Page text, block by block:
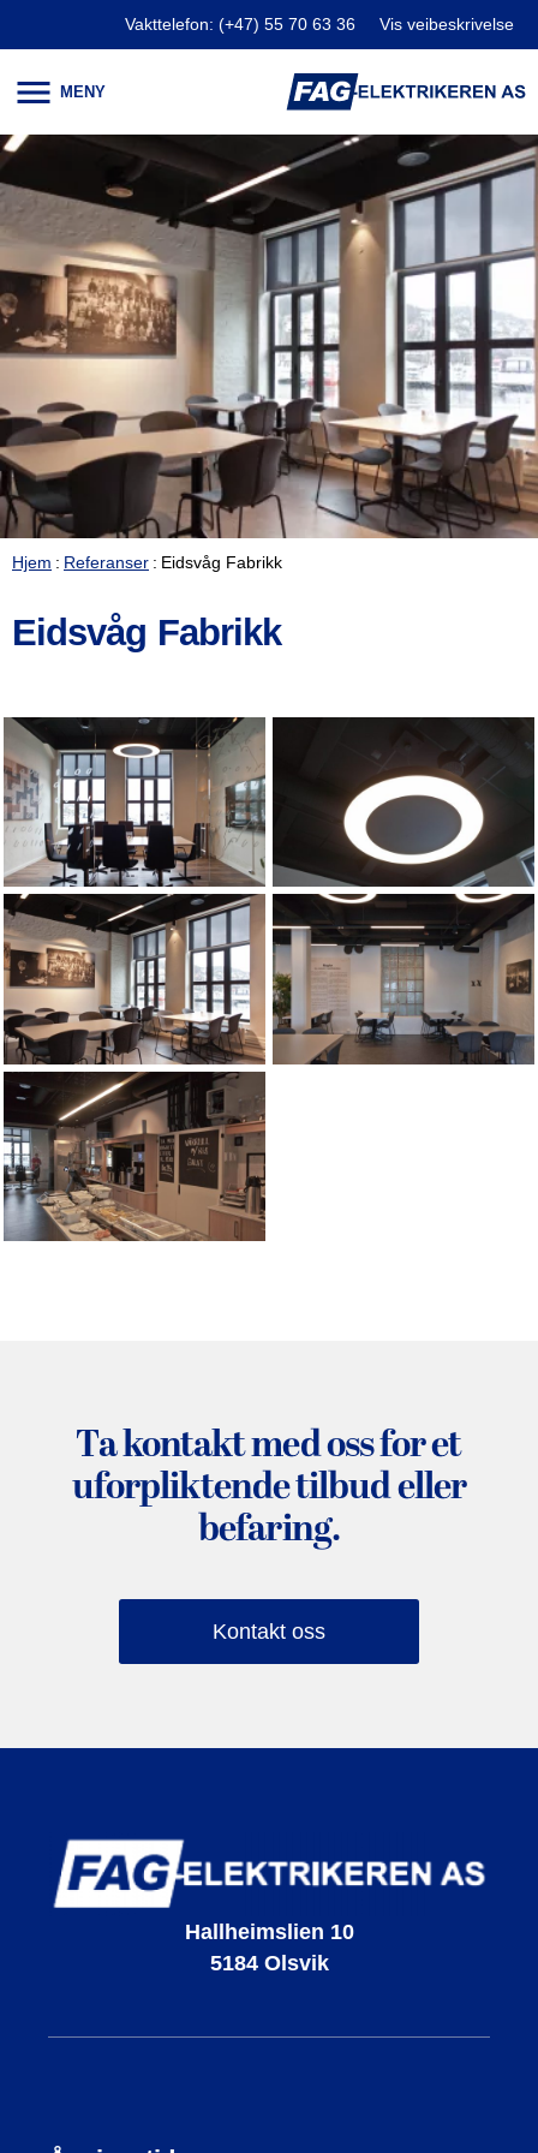
Vakttelefon: (+47) 55 70 63 36 Vis veibeskrivelse
Åpne og lukke meny
Hjem Referanser Eidsvåg Fabrikk
Eidsvåg Fabrikk
Ta kontakt med oss for et
uforpliktende tilbud eller
befaring.
Kontakt oss
FAG-Elektrikeren AS
Hallheimslien 10
5184 Olsvik